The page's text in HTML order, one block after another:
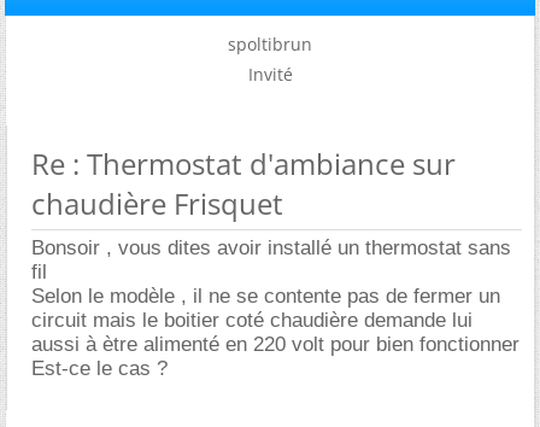
spoltibrun
Invité
Re : Thermostat d'ambiance sur
chaudière Frisquet
Bonsoir , vous dites avoir installé un thermostat sans
fil
Selon le modèle , il ne se contente pas de fermer un
circuit mais le boitier coté chaudière demande lui
aussi à ètre alimenté en 220 volt pour bien fonctionner
Est-ce le cas ?